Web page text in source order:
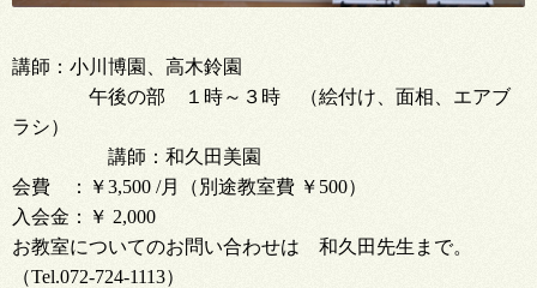
講師：小川博園、高木鈴園
午後の部 １時～３時 （絵付け、面相、エアブ
ラシ）
講師：和久田美園
会費 ：￥3,500 /月（別途教室費 ￥500）
入会金：￥ 2,000
お教室についてのお問い合わせは 和久田先生まで。
（Tel.072-724-1113）